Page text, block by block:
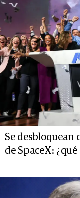
Se desbloquean
de SpaceX: